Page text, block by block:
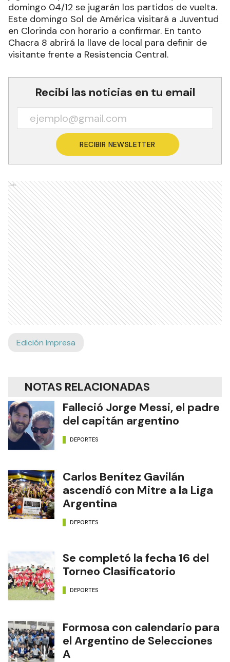
domingo 04/12 se jugarán los partidos de vuelta.
Este domingo Sol de América visitará a Juventud
en Clorinda con horario a confirmar. En tanto
Chacra 8 abrirá la llave de local para definir de
visitante frente a Resistencia Central.
Recibí las noticias en tu email
RECIBIR NEWSLETTER
Ads
Edición Impresa
NOTAS RELACIONADAS
Falleció Jorge Messi, el padre
del capitán argentino
DEPORTES
Carlos Benítez Gavilán
ascendió con Mitre a la Liga
Argentina
DEPORTES
Se completó la fecha 16 del
Torneo Clasificatorio
DEPORTES
Formosa con calendario para
el Argentino de Selecciones
A